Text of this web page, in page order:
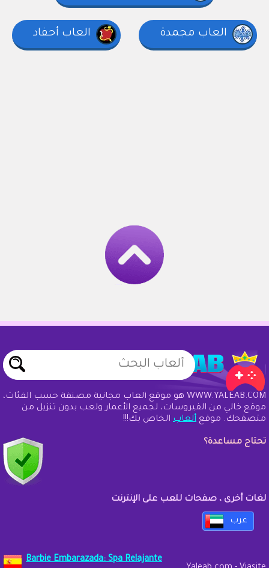
العاب مجمدة العاب أحفاد
WWW.YALEAB.COM هو موقع ألعاب مجانية مصنفة حسب الفئات،
موقع خالي من الفيروسات، لجميع الأعمار ولعب بدون تنزيل من
متصفحك. موقع ألعاب الخاص بك!!!
تحتاج مساعدة؟
لغات أخرى ، صفحات للعب على الإنترنت
عرب
Barbie Embarazada: Spa Relajante